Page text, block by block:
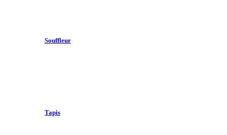
Souffleur
Tapis